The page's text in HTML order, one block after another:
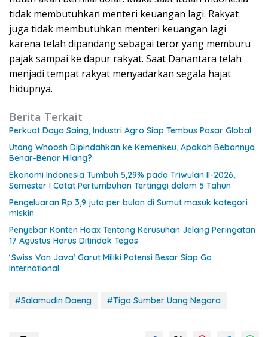
tidak membutuhkan menteri keuangan lagi. Rakyat
juga tidak membutuhkan menteri keuangan lagi
karena telah dipandang sebagai teror yang memburu
pajak sampai ke dapur rakyat. Saat Danantara telah
menjadi tempat rakyat menyadarkan segala hajat
hidupnya.
Berita Terkait
Perkuat Daya Saing, Industri Agro Siap Tembus Pasar Global
Utang Whoosh Dipindahkan ke Kemenkeu, Apakah Bebannya
Benar-Benar Hilang?
Ekonomi Indonesia Tumbuh 5,29% pada Triwulan II-2026,
Semester I Catat Pertumbuhan Tertinggi dalam 5 Tahun
Pengeluaran Rp 3,9 juta per bulan di Sumut masuk kategori
miskin
Penyebar Konten Hoax Tentang Kerusuhan Jelang Peringatan
17 Agustus Harus Ditindak Tegas
‘Swiss Van Java’ Garut Miliki Potensi Besar Siap Go
International
#Salamudin Daeng #Tiga Sumber Uang Negara